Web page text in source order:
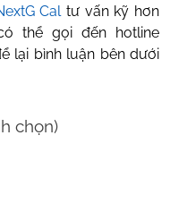
Cal tư vấn kỹ hơn
thể gọi đến hotline
lại bình luận bên dưới
chọn)